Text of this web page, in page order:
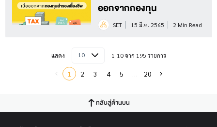
ออกจากกองทุน
SET 15 มี.ค. 2565 2 Min Read
แสดง 10 1-10 จาก 195 รายการ
1 2 3 4 5 20
กลับสู่ด้านบน